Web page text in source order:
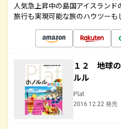
人気急上昇中の島国アイスランド
旅行も実現可能な旅のハウツーも
１２ 地球
ルル
Plat
2016.12.22 発売